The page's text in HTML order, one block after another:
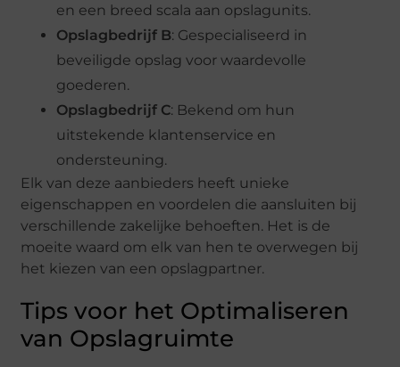
en een breed scala aan opslagunits.
Opslagbedrijf B: Gespecialiseerd in
beveiligde opslag voor waardevolle
goederen.
Opslagbedrijf C: Bekend om hun
uitstekende klantenservice en
ondersteuning.
Elk van deze aanbieders heeft unieke
eigenschappen en voordelen die aansluiten bij
verschillende zakelijke behoeften. Het is de
moeite waard om elk van hen te overwegen bij
het kiezen van een opslagpartner.
Tips voor het Optimaliseren
van Opslagruimte